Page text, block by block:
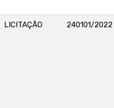
LICITAÇÃO 240101/2022